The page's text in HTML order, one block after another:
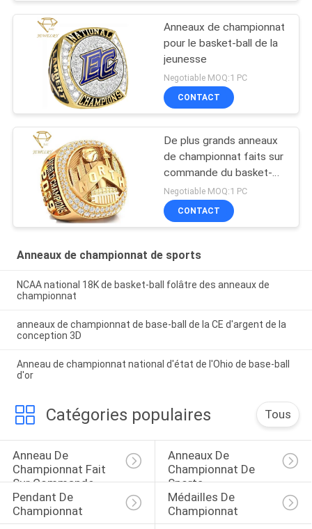
Anneaux de championnat
pour le basket-ball de la
jeunesse
Negotiable MOQ:1 PC
CONTACT
De plus grands anneaux
de championnat faits sur
commande du basket-
ball 3XL
Negotiable MOQ:1 PC
CONTACT
Anneaux de championnat de sports
NCAA national 18K de basket-ball folâtre des anneaux de
championnat
anneaux de championnat de base-ball de la CE d'argent de la
conception 3D
Anneau de championnat national d'état de l'Ohio de base-ball
d'or
Catégories populaires Tous
Anneau De
Championnat Fait
Sur Commande
Anneaux De
Championnat De
Sports
Pendant De
Championnat
Médailles De
Championnat